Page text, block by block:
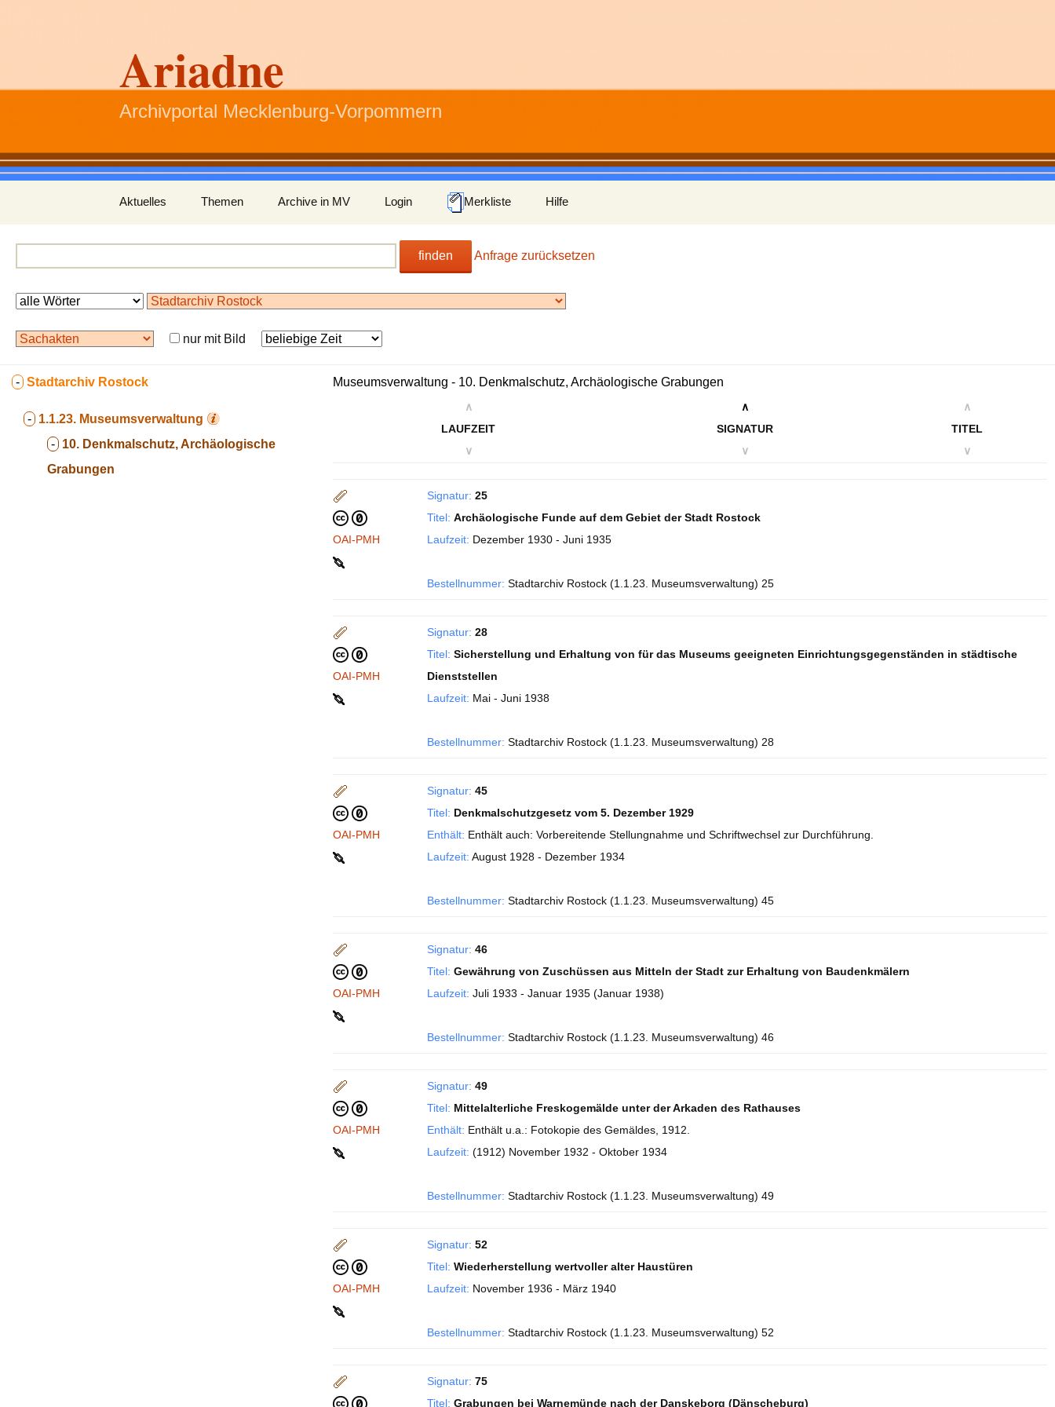
Ariadne
Archivportal Mecklenburg-Vorpommern
Inhalt
springen
Aktuelles Themen Archive in MV Login Merkliste Hilfe
finden Anfrage zurücksetzen
nur mit Bild
- Stadtarchiv Rostock
- 1.1.23. Museumsverwaltung
- 10. Denkmalschutz, Archäologische
Grabungen
Museumsverwaltung - 10. Denkmalschutz, Archäologische Grabungen
∧
LAUFZEIT
∨
∧
SIGNATUR
∨
∧
TITEL
∨
OAI-PMH
Signatur: 25
Titel: Archäologische Funde auf dem Gebiet der Stadt Rostock
Laufzeit: Dezember 1930 - Juni 1935
Bestellnummer: Stadtarchiv Rostock (1.1.23. Museumsverwaltung) 25
OAI-PMH
Signatur: 28
Titel: Sicherstellung und Erhaltung von für das Museums geeigneten Einrichtungsgegenständen in städtische
Dienststellen
Laufzeit: Mai - Juni 1938
Bestellnummer: Stadtarchiv Rostock (1.1.23. Museumsverwaltung) 28
OAI-PMH
Signatur: 45
Titel: Denkmalschutzgesetz vom 5. Dezember 1929
Enthält: Enthält auch: Vorbereitende Stellungnahme und Schriftwechsel zur Durchführung.
Laufzeit: August 1928 - Dezember 1934
Bestellnummer: Stadtarchiv Rostock (1.1.23. Museumsverwaltung) 45
OAI-PMH
Signatur: 46
Titel: Gewährung von Zuschüssen aus Mitteln der Stadt zur Erhaltung von Baudenkmälern
Laufzeit: Juli 1933 - Januar 1935 (Januar 1938)
Bestellnummer: Stadtarchiv Rostock (1.1.23. Museumsverwaltung) 46
OAI-PMH
Signatur: 49
Titel: Mittelalterliche Freskogemälde unter der Arkaden des Rathauses
Enthält: Enthält u.a.: Fotokopie des Gemäldes, 1912.
Laufzeit: (1912) November 1932 - Oktober 1934
Bestellnummer: Stadtarchiv Rostock (1.1.23. Museumsverwaltung) 49
OAI-PMH
Signatur: 52
Titel: Wiederherstellung wertvoller alter Haustüren
Laufzeit: November 1936 - März 1940
Bestellnummer: Stadtarchiv Rostock (1.1.23. Museumsverwaltung) 52
Signatur: 75
Titel: Grabungen bei Warnemünde nach der Danskeborg (Dänscheburg)